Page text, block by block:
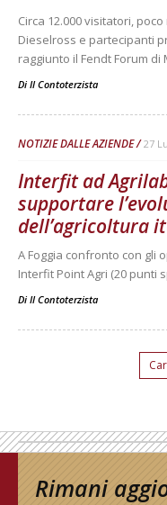
Circa 12.000 visitatori,
Dieselross e partecipanti
raggiunto il Fendt Forum
Di Il Contoterzista
NOTIZIE DALLE AZIENDE 27
Interfit ad
supportare
dell’agricoltura
A Foggia confronto con gli
Interfit Point Agri (20 punti
Di Il Contoterzista
Rimani